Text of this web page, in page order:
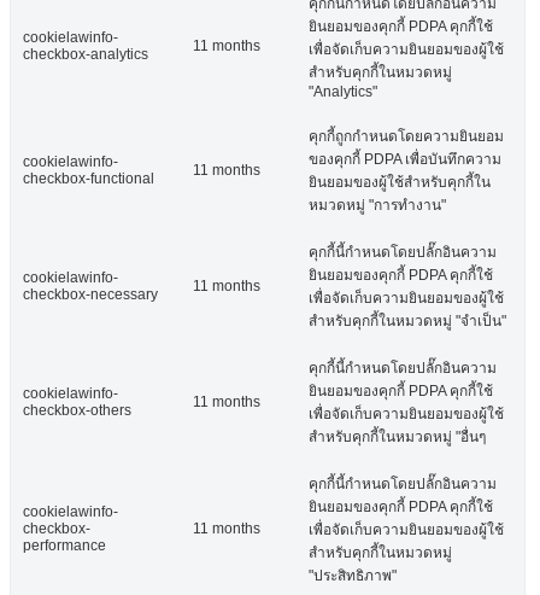
cookielawinfo-
checkbox-analytics
11 months
คุกกี้นี้กำหนดโดยปลั๊กอินความ
ยินยอมของคุกกี้ PDPA คุกกี้ใช้
เพื่อจัดเก็บความยินยอมของผู้ใช้
สำหรับคุกกี้ในหมวดหมู่
"Analytics"
cookielawinfo-
checkbox-functional
11 months
คุกกี้ถูกกำหนดโดยความยินยอม
ของคุกกี้ PDPA เพื่อบันทึกความ
ยินยอมของผู้ใช้สำหรับคุกกี้ใน
หมวดหมู่ "การทำงาน"
cookielawinfo-
checkbox-necessary
11 months
คุกกี้นี้กำหนดโดยปลั๊กอินความ
ยินยอมของคุกกี้ PDPA คุกกี้ใช้
เพื่อจัดเก็บความยินยอมของผู้ใช้
สำหรับคุกกี้ในหมวดหมู่ "จำเป็น"
cookielawinfo-
checkbox-others
11 months
คุกกี้นี้กำหนดโดยปลั๊กอินความ
ยินยอมของคุกกี้ PDPA คุกกี้ใช้
เพื่อจัดเก็บความยินยอมของผู้ใช้
สำหรับคุกกี้ในหมวดหมู่ "อื่นๆ
cookielawinfo-
checkbox-
performance
11 months
คุกกี้นี้กำหนดโดยปลั๊กอินความ
ยินยอมของคุกกี้ PDPA คุกกี้ใช้
เพื่อจัดเก็บความยินยอมของผู้ใช้
สำหรับคุกกี้ในหมวดหมู่
"ประสิทธิภาพ"